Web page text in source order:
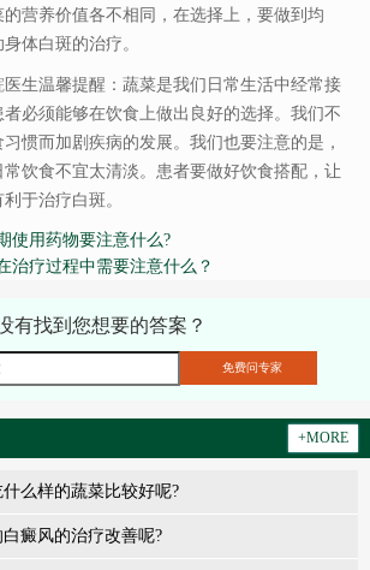
营养价值各不相同，在选择上，要做到均
体白斑的治疗。
医生温馨提醒：蔬菜是我们日常生活中经常接
必须能够在饮食上做出良好的选择。我们不
惯而加剧疾病的发展。我们也要注意的是，
饮食不宜太清淡。患者要做好饮食搭配，让
于治疗白斑。
使用药物要注意什么?
治疗过程中需要注意什么？
有找到您想要的答案？
+MORE
么样的蔬菜比较好呢?
癜风的治疗改善呢?